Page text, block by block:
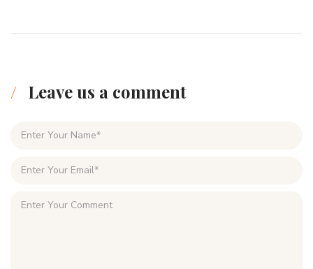
Leave us a comment